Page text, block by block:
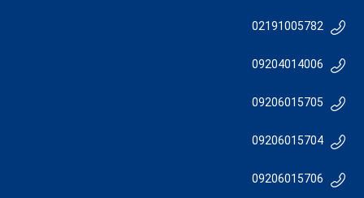
02191005782
09204014006
09206015705
09206015704
09206015706